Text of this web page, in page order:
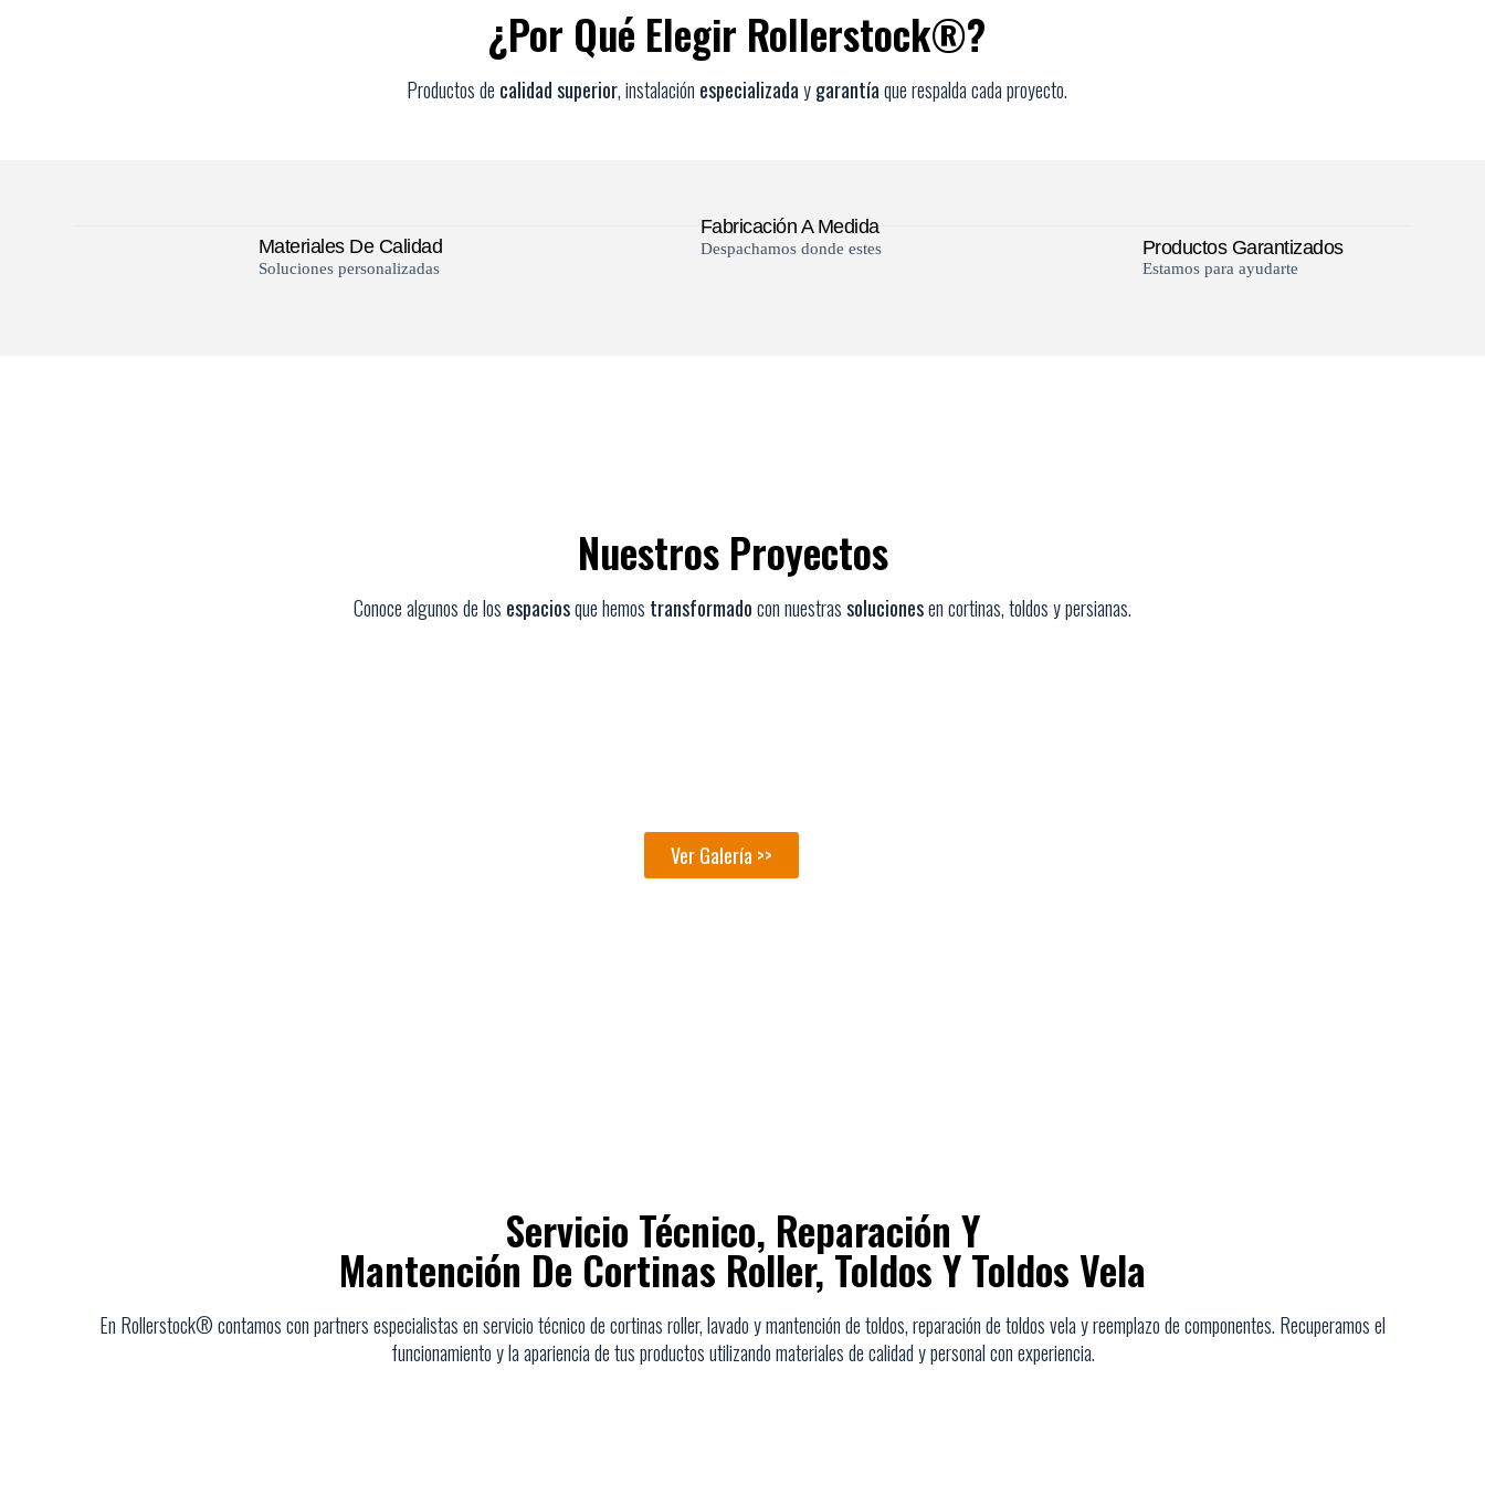
¿Por Qué Elegir Rollerstock®?
Productos de calidad superior, instalación especializadaygarantíaque respalda cada proyecto.
Materiales De Calidad
Soluciones personalizadas
Fabricación A Medida
Despachamos donde estes Productos Garantizados
Estamos para ayudarte
Nuestros Proyectos
Conoce algunos de los espaciosque hemos transformadocon nuestrassolucionesen cortinas, toldos y persianas.
Ver Galería >>
Servicio Técnico, Reparación Y
Mantención De Cortinas Roller, Toldos Y Toldos Vela
En Rollerstock® contamos con partners especialistas en servicio técnico de cortinas roller, lavado y mantención de toldos, reparación de toldos vela y reemplazo de componentes. Recuperamos el
funcionamiento y la apariencia de tus productos utilizando materiales de calidad y personal con experiencia.